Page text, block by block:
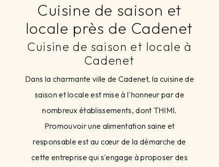
Cuisine de saison et
locale près de Cadenet
Cuisine de saison et locale à
Cadenet
Dans la charmante ville de Cadenet, la cuisine de
saison et locale est mise à l'honneur par de
nombreux établissements, dont THIMI.
Promouvoir une alimentation saine et
responsable est au cœur de la démarche de
cette entreprise qui s'engage à proposer des